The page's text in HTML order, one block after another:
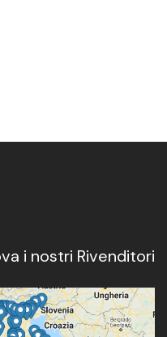
i nostri Rivenditori